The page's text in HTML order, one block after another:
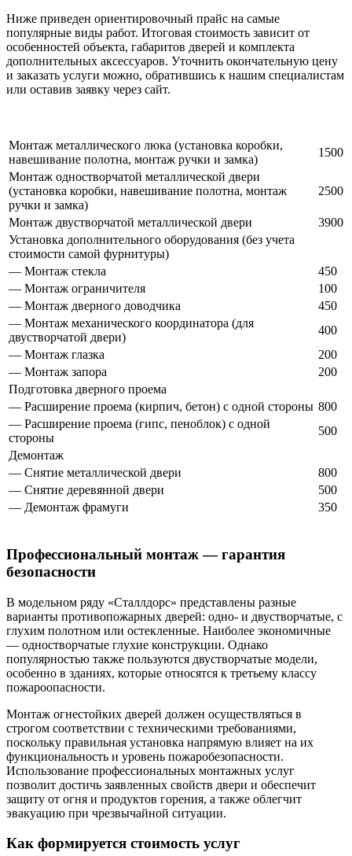
Ниже приведен ориентировочный прайс на самые
популярные виды работ. Итоговая стоимость зависит от
особенностей объекта, габаритов дверей и комплекта
дополнительных аксессуаров. Уточнить окончательную цену
и заказать услуги можно, обратившись к нашим специалистам
или оставив заявку через сайт.
Монтаж металлического люка (установка коробки,
навешивание полотна, монтаж ручки и замка)
1500
Монтаж одностворчатой металлической двери
(установка коробки, навешивание полотна, монтаж
ручки и замка)
2500
Монтаж двустворчатой металлической двери
3900
Установка дополнительного оборудования (без учета
стоимости самой фурнитуры)
— Монтаж стекла
450
— Монтаж ограничителя
100
— Монтаж дверного доводчика
450
— Монтаж механического координатора (для
двустворчатой двери)
400
— Монтаж глазка
200
— Монтаж запора
200
Подготовка дверного проема
— Расширение проема (кирпич, бетон) с одной стороны 800
— Расширение проема (гипс, пеноблок) с одной
стороны
500
Демонтаж
— Снятие металлической двери
800
— Снятие деревянной двери
500
— Демонтаж фрамуги
350
Профессиональный монтаж — гарантия
безопасности
В модельном ряду «Сталлдорс» представлены разные
варианты противопожарных дверей: одно- и двустворчатые, с
глухим полотном или остекленные. Наиболее экономичные
— одностворчатые глухие конструкции. Однако
популярностью также пользуются двустворчатые модели,
особенно в зданиях, которые относятся к третьему классу
пожароопасности.
Монтаж огнестойких дверей должен осуществляться в
строгом соответствии с техническими требованиями,
поскольку правильная установка напрямую влияет на их
функциональность и уровень пожаробезопасности.
Использование профессиональных монтажных услуг
позволит достичь заявленных свойств двери и обеспечит
защиту от огня и продуктов горения, а также облегчит
эвакуацию при чрезвычайной ситуации.
Как формируется стоимость услуг